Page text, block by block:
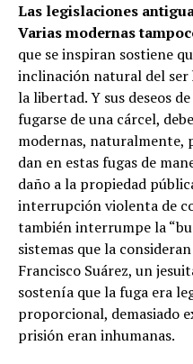
Las legislaciones
Varias modernas
que se inspiran sostiene
inclinación natural del ser
la libertad. Y sus deseos
fugarse de una cárcel,
modernas, naturalmente,
dan en estas fugas de
daño a la propiedad
interrupción violenta de
también interrumpe la
sistemas que la
Francisco Suárez, un
sostenía que la fuga era
proporcional, demasiado
prisión eran inhumanas.